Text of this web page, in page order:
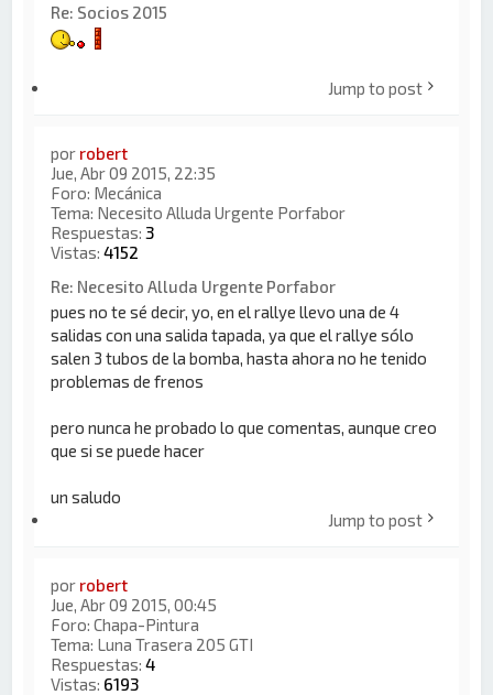
Re: Socios 2015
Jump to post
por robert
Jue, Abr 09 2015, 22:35
Foro: Mecánica
Tema: Necesito Alluda Urgente Porfabor
Respuestas: 3
Vistas:4152
Re: Necesito Alluda Urgente Porfabor
pues no te sé decir, yo, en el rallye llevo una de 4
salidas con una salida tapada, ya que el rallye sólo
salen 3 tubos de la bomba, hasta ahora no he tenido
problemas de frenos
pero nunca he probado lo que comentas, aunque creo
que si se puede hacer
un saludo
Jump to post
por robert
Jue, Abr 09 2015, 00:45
Foro:Chapa-Pintura
Tema: Luna Trasera 205 GTI
Respuestas:4
Vistas: 6193